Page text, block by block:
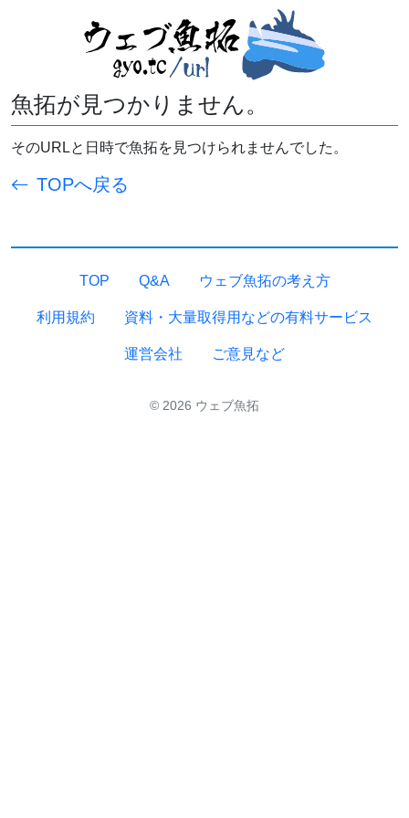
魚拓が見つかりません。
そのURLと日時で魚拓を見つけられませんでした。
TOPへ戻る
TOP Q&A ウェブ魚拓の考え方
利用規約 資料・大量取得用などの有料サービス
運営会社 ご意見など
© 2026 ウェブ魚拓